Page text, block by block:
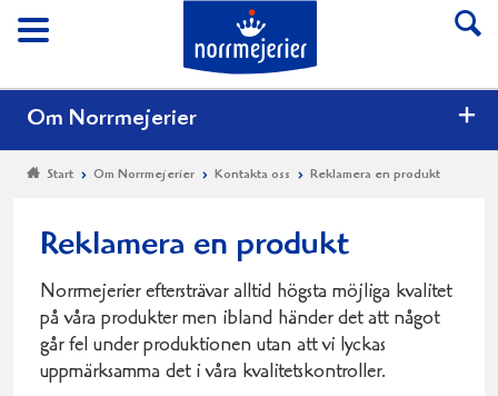
Meny
Till Norrmejerier
Om Norrmejerier
Start Om Norrmejerier Kontakta oss Reklamera en produkt
Reklamera en produkt
Norrmejerier eftersträvar alltid högsta möjliga kvalitet
på våra produkter men ibland händer det att något
går fel under produktionen utan att vi lyckas
uppmärksamma det i våra kvalitetskontroller.